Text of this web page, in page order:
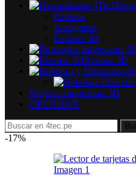
Pinturas
Aerografos
Escáner 3D
Resinas 3D
Mejoras Impresoras 3D
OPEN BOX
-17%